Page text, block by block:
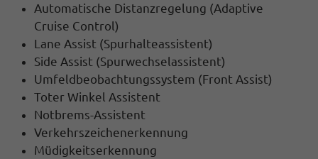
Automatische Distanzregelung (Adaptive
Cruise Control)
Lane Assist (Spurhalteassistent)
Side Assist (Spurwechselassistent)
Umfeldbeobachtungssystem (Front Assist)
Toter Winkel Assistent
Notbrems-Assistent
Verkehrszeichenerkennung
Müdigkeitserkennung